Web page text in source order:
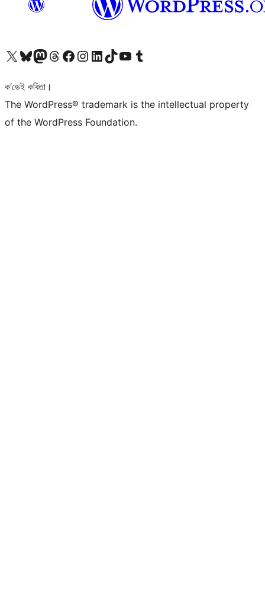
আমাৰ X (আগৰ Twitter) একাউণ্টলৈ যাওকআমাৰ Bluesky একাউণ্টলৈ যাওকআমাৰ Mastodon একাউণ্টলৈ যাওকআমাৰ Threads একাউণ্টলৈ যাওকআমাৰ Facebook পৃষ্ঠালৈ যাওকআমাৰ Instagram একাউণ্টলৈ যাওকআমাৰ LinkedIn একাউণ্টলৈ যাওকআমাৰ TikTok একাউণ্টলৈ যাওকআমাৰ YouTube চেনেললৈ যাওকআমাৰ Tumblr একাউণ্টলৈ যাওক
ক’ডেই কবিতা।
The WordPress® trademark is the intellectual property
of the WordPress Foundation.